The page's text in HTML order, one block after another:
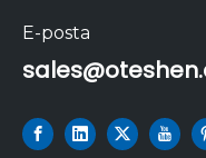
E-posta